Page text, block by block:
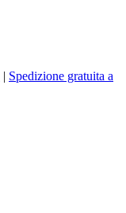
| Spedizione gratuita a